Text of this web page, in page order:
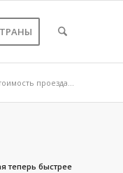
проезда...
теперь быстрее